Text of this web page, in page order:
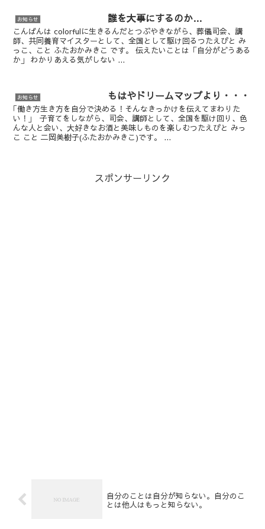
お知らせ 誰を大事にするのか…
こんばんは colorfulに生きるんだとつぶやきながら、葬儀司会、講
師、共同養育マイスターとして、全国として駆け回るつたえびと み
っこ、こと ふたおかみきこ です。 伝えたいことは「自分がどうある
か」 わかりあえる気がしない ...
お知らせ もはやドリームマップより・・・
｢働き方生き方を自分で決める！そんなきっかけを伝えてまわりた
い！｣ 子育てをしながら、司会、講師として、全国を駆け回り、色
んな人と会い、大好きなお酒と美味しものを楽しむつたえびと みっ
こ こと 二岡美樹子(ふたおかみきこ)です。 ...
スポンサーリンク
自分のことは自分が知らない。自分のこ
とは他人はもっと知らない。